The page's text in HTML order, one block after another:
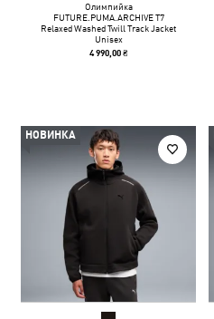
Олимпийка
FUTURE.PUMA.ARCHIVE T7
Relaxed Washed Twill Track Jacket
Unisex
4 990,00 ₴
НОВИНКА